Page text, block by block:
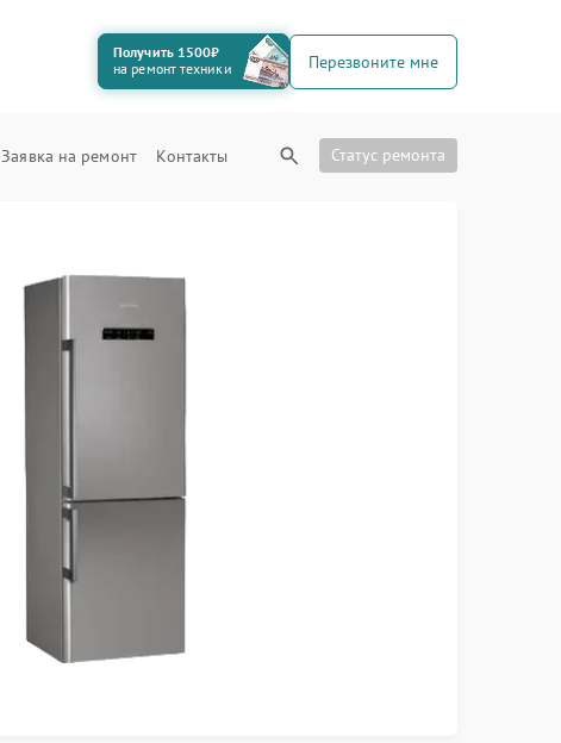
Получить 1500₽
на ремонт техники
Перезвоните мне
Заявка на ремонт Контакты Статус ремонта